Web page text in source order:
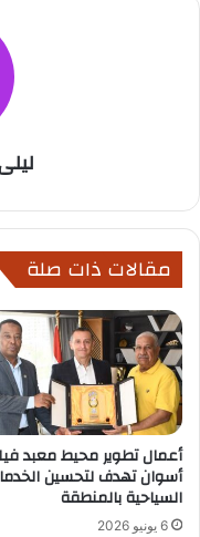
مقالات ذات صلة
أعمال تطوير محيط معبد
أسوان تهدف لتحسين
السياحية بالمنطقة
6 يونيو 2026